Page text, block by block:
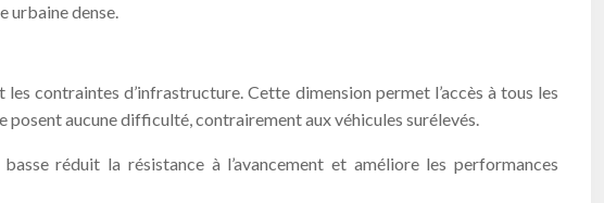
urbaine dense.
contraintes d’infrastructure. Cette dimension permet l’accès à tous les
aucune difficulté, contrairement aux véhicules surélevés.
réduit la résistance à l’avancement et améliore les performances